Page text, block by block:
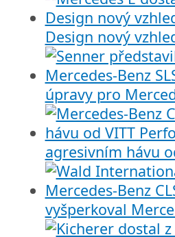
Design nový
úpravy pro
agresivním hávu
vyšperkoval